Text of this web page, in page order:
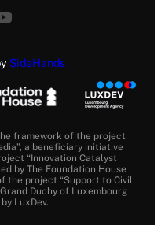
SideHands
framework of the project
a beneficiary initiative
“Innovation Catalyst
by The Foundation House
the project “Support to Civil
Duchy of Luxembourg
LuxDev.